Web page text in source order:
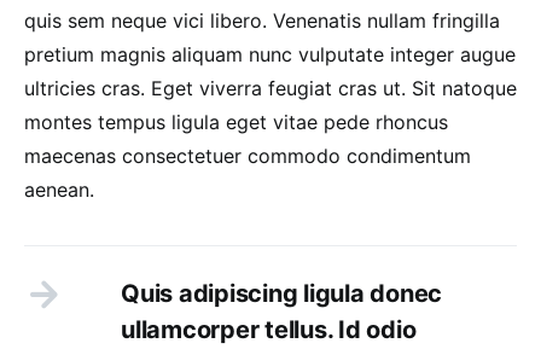
quis sem neque vici libero. Venenatis nullam fringilla
pretium magnis aliquam nunc vulputate integer augue
ultricies cras. Eget viverra feugiat cras ut. Sit natoque
montes tempus ligula eget vitae pede rhoncus
maecenas consectetuer commodo condimentum
aenean.
Quis adipiscing ligula donec
ullamcorper tellus. Id odio